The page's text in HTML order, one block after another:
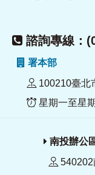
諮詢專線：
署本部
100210臺北
星期一至星
南投辦公